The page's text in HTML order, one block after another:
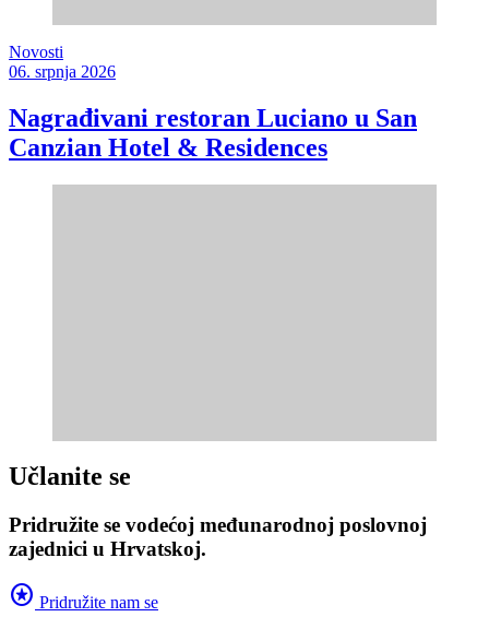
Novosti
06. srpnja 2026
Nagrađivani restoran Luciano u San
Canzian Hotel & Residences
Učlanite se
Pridružite se vodećoj međunarodnoj poslovnoj
zajednici u Hrvatskoj.
stars Pridružite nam se